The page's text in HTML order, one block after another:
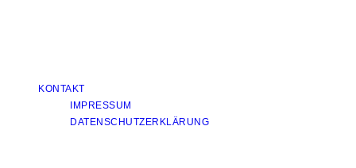
KONTAKT
IMPRESSUM
DATENSCHUTZERKLÄRUNG